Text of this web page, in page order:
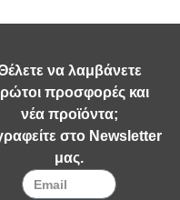
να λαμβάνετε
προσφορές και
νέα προϊόντα;
στο Newsletter
μας.